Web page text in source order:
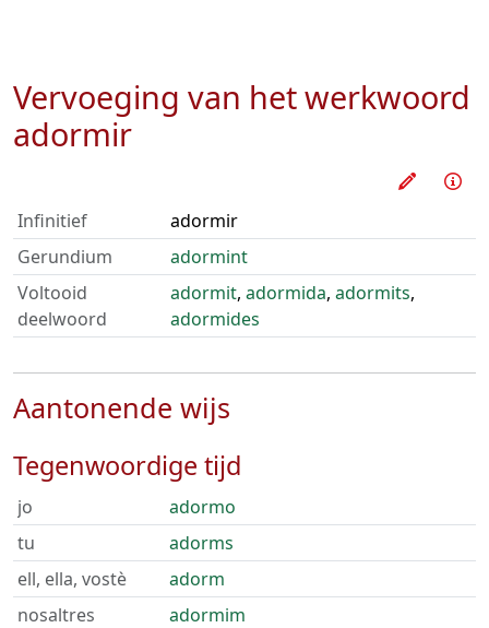
Vervoeging van het werkwoord
adormir
Oefen
Infinitief
adormir
Gerundium
adormint
Voltooid
deelwoord
adormit, adormida, adormits,
adormides
Aantonende wijs
Tegenwoordige tijd
jo
adormo
tu
adorms
ell, ella, vostè
adorm
nosaltres
adormim